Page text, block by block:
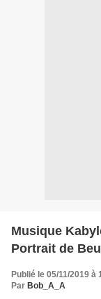
Musique
Portrait de
Publié le 05/11/2019 à
Par Bob_A_A